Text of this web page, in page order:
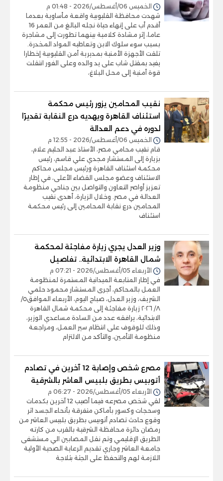
الخميس 06/أغسطس/2026 - 01:48 م
شهدت محافظة القليوبية واقعة مأساوية بعدما
أقدم أب على إنهاء حياة نجله البالغ من العمر 16
عاما، إثر مشادة كلامية بينهما تطورت إلى مشاجرة
بسبب سوء سلوك الابن وتعاطيه المواد المخدرة.
تلقت الأجهزة الأمنية بمديرية أمن القليوبية إخطارا
يفيد بمقتل شاب على يد والده وعلى الفور انتقلت
قوة أمنية إلى محل البلاغ،
نقيب المحامين يزور رئيس محكمة
استئناف القاهرة ويهديه درع النقابة تقديرًا
لدوره في دعم العدالة
الخميس 06/أغسطس/2026 - 12:55 م
قام نقيب محامي مصر، الأستاذ عبد الحليم علام،
بزيارة إلى المستشار مجدي علي قاسم، رئيس
محكمة استئناف القاهرة ورئيس مجلس محاكم
الاستئناف وعضو مجلس القضاء الأعلى، في إطار
تعزيز أواصر التعاون والتواصل بين جناحي منظومة
العدالة في مصر. وخلال الزيارة، أهدى نقيب
المحامين درع نقابة المحامين إلى رئيس محكمة
استئناف
وزير العدل يجري زيارة مفاجئة لمحكمة
شمال القاهرة الابتدائية.. تفاصيل
الأربعاء 05/أغسطس/2026 - 07:21 م
في إطار المتابعة الميدانية المستمرة لمنظومة
العمل بالمحاكم، أجرى المستشار محمود حلمي
الشريف، وزير العدل، صباح اليوم، الأربعاء الموافق٥/
٨/ ٢٠٢٦ زيارة مفاجئة إلى محكمة شمال القاهرة
الابتدائية، يرافقه عدد من السادة مساعدي الوزير،
وذلك للوقوف على انتظام سير العمل، ومراجعة
منظومة التأمين، والتأكد من الالتزام
مصرع شخص وإصابة 12 آخرين في تصادم
أتوبيس بطريق بلبيس العاشر بالشرقية
الأربعاء 05/أغسطس/2026 - 06:27 م
لقي شخص مصرعه فيما أصيب 12 آخرين بكدمات
وسحجات وكسور بأماكن متفرقة بأنحاء الجسد اثر
وقوع حادث تصادم أتوبيس بطريق بلبيس العاشر من
رمضان دائرة محافظة الشرقية بالقرب من كارته
الطريق الإقليمي وتم نقل المصابين الي مستشفى
جامعة العاشر وجاري تقديم الرعاية الصحية الأولية
اللازمة لهم والتحفظ على الجثة بثلاجة